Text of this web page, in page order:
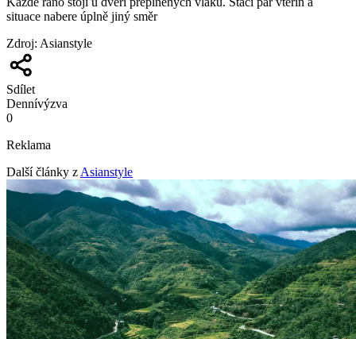
situace nabere úplně jiný směr
Zdroj: Asianstyle
Sdílet
Dennívýzva
0
Reklama
Další články z Asianstyle